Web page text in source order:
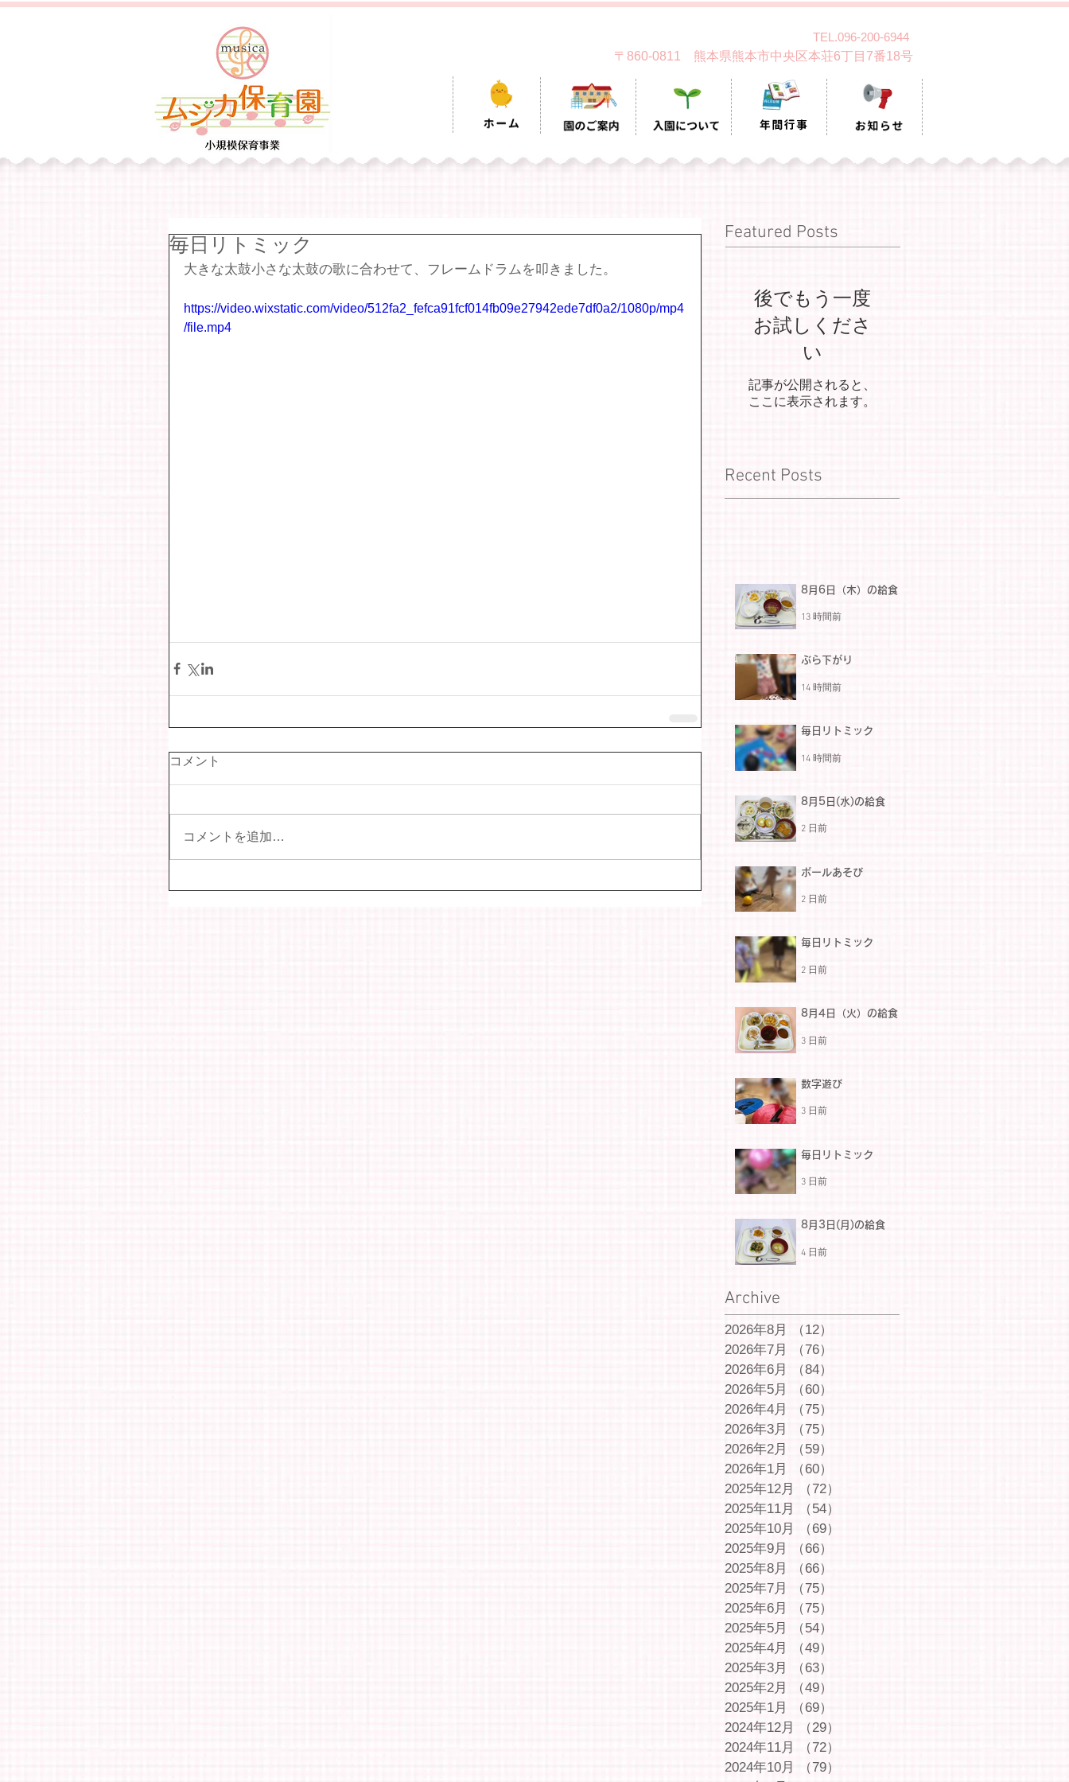
〒860-0811 熊本県熊本市中央区本荘6丁目7番18号
TEL.096-200-6944
毎日リトミック
大きな太鼓小さな太鼓の歌に合わせて、フレームドラムを叩きました。
https://video.wixstatic.com/video/512fa2_fefca91fcf014fb09e27942ede7df0a2/1080p/mp4
/file.mp4
コメント
コメントを追加…
Featured Posts
後でもう一度
お試しくださ
い
記事が公開されると、
ここに表示されます。
Recent Posts
8月6日（木）の給食
13 時間前
ぶら下がり
14 時間前
毎日リトミック
14 時間前
8月5日(水)の給食
2 日前
ボールあそび
2 日前
毎日リトミック
2 日前
8月4日（火）の給食
3 日前
数字遊び
3 日前
毎日リトミック
3 日前
8月3日(月)の給食
4 日前
Archive
2026年8月 （12）
2026年7月
（76）
2026年6月
（84）
2026年5月
（60）
2026年4月
（75）
2026年3月
（75）
2026年2月
（59）
2026年1月
（60）
2025年12月
（72）
2025年11月
（54）
2025年10月
（69）
2025年9月
（66）
2025年8月
（66）
2025年7月
（75）
2025年6月
（75）
2025年5月
（54）
2025年4月
（49）
2025年3月
（63）
2025年2月
（49）
2025年1月
（69）
2024年12月
（29）
2024年11月
（72）
2024年10月
（79）